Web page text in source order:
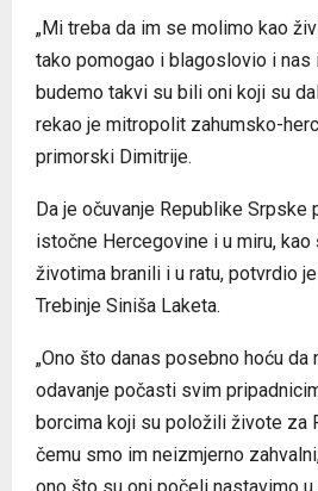
„Mi treba da im se molimo kao
tako pomogao i blagoslovio i nas
budemo takvi su bili oni koji su
rekao je mitropolit zahumsko-
primorski Dimitrije.
Da je očuvanje Republike
istočne Hercegovine i u miru,
životima branili i u ratu, potvrdio
Trebinje Siniša Laketa.
„Ono što danas posebno hoću
odavanje počasti svim
borcima koji su položili živote za
čemu smo im neizmjerno
ono što su oni počeli nastavimo u